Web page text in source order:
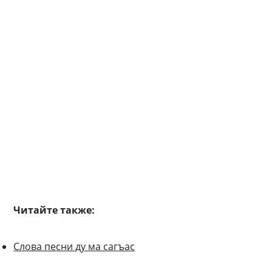
Читайте также:
Слова песни ду ма сагъас